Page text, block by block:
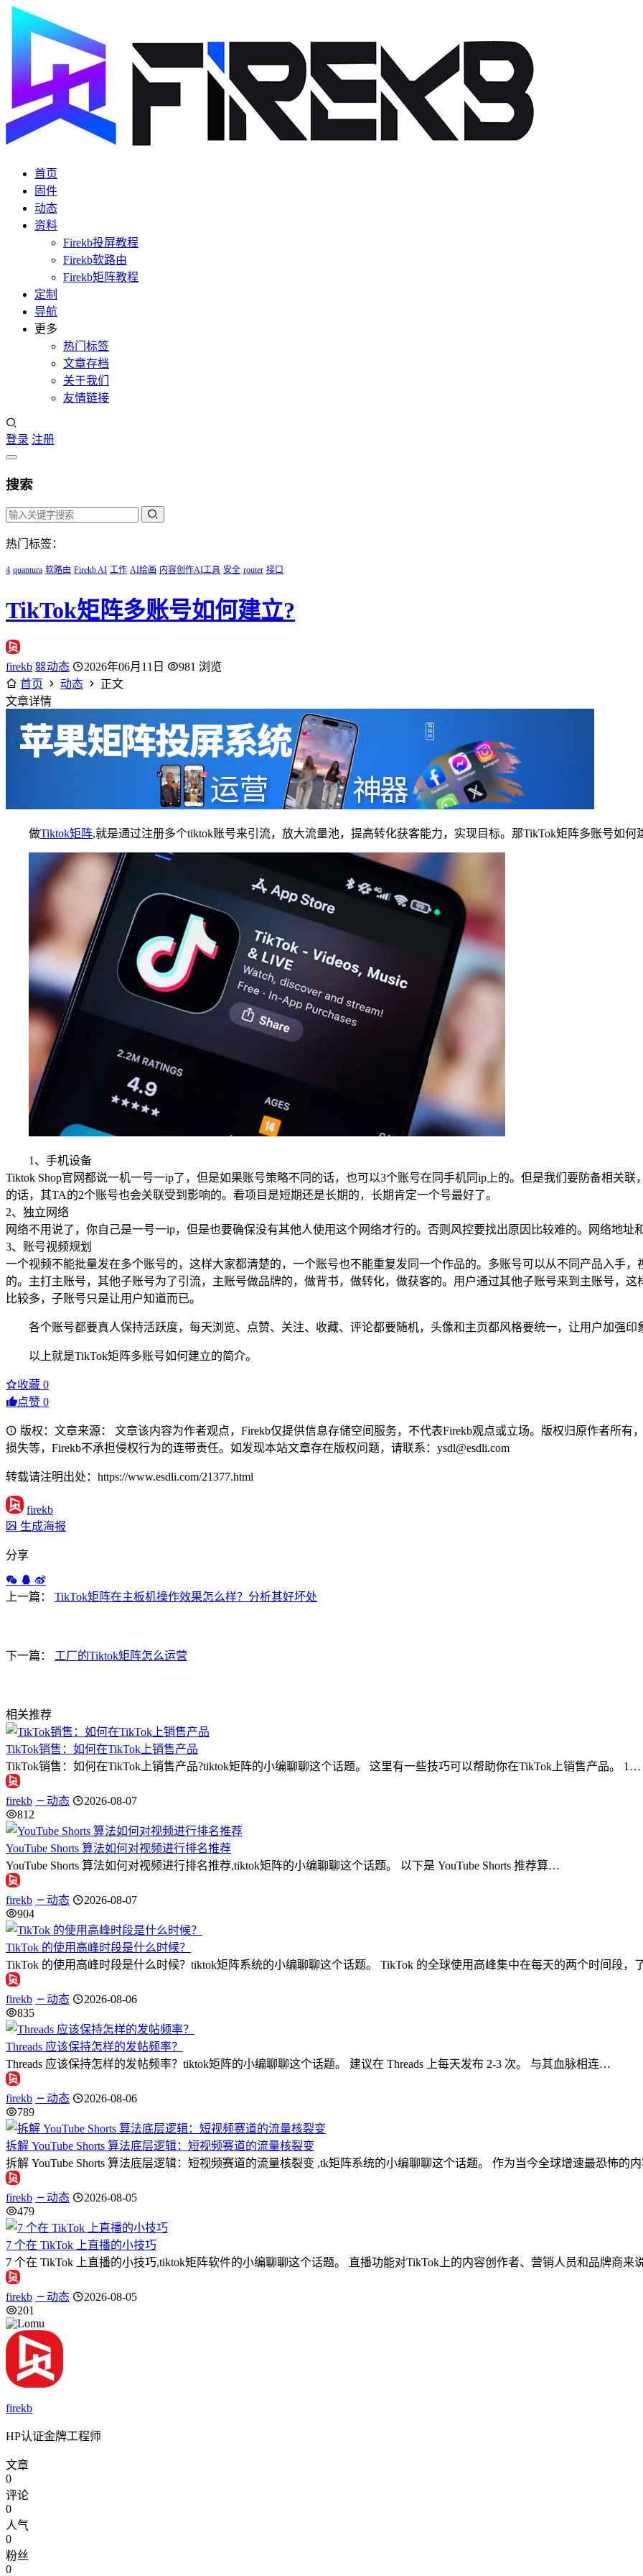
首页
固件
动态
资料
Firekb投屏教程
Firekb软路由
Firekb矩阵教程
定制
导航
更多
热门标签
文章存档
关于我们
友情链接
登录 注册
搜索
热门标签：
4 quantura 软路由 Firekb AI 工作 AI绘画 内容创作AI工具 安全 router 接口
TikTok矩阵多账号如何建立?
firekb 动态 2026年06月11日
981 浏览
首页
动态
正文
文章详情
做Tiktok矩阵,就是通过注册多个tiktok账号来引流，放大流量池，提高转化获客能力，实现目标。那TikTok矩阵多账号如何
1、手机设备
Tiktok Shop官网都说一机一号一ip了，但是如果账号策略不同的话，也可以3个账号在同手机同ip上的。但是我们要防备相关
的话，其TA的2个账号也会关联受到影响的。看项目是短期还是长期的，长期肯定一个号最好了。
2、独立网络
网络不用说了，你自己是一号一ip，但是也要确保没有其他人使用这个网络才行的。否则风控要找出原因比较难的。网络地
3、账号视频规划
一个视频不能批量发在多个账号的，这样大家都清楚的，一个账号也不能重复发同一个作品的。多账号可以从不同产品入手
的。主打主账号，其他子账号为了引流，主账号做品牌的，做背书，做转化，做获客的。用户通过其他子账号来到主账号，
比较多，子账号只是让用户知道而已。
各个账号都要真人保持活跃度，每天浏览、点赞、关注、收藏、评论都要随机，头像和主页都风格要统一，让用户加强
以上就是TikTok矩阵多账号如何建立的简介。
收藏 0
点赞 0
版权：文章来源： 文章该内容为作者观点，Firekb仅提供信息存储空间服务，不代表Firekb观点或立场。版权归原作者所
损失等，Firekb不承担侵权行为的连带责任。如发现本站文章存在版权问题，请联系：ysdl@esdli.com
转载请注明出处：https://www.esdli.com/21377.html
firekb
生成海报
分享
上一篇： TikTok矩阵在主板机操作效果怎么样？分析其好坏处
下一篇： 工厂的Tiktok矩阵怎么运营
相关推荐
TikTok销售：如何在TikTok上销售产品
TikTok销售：如何在TikTok上销售产品?tiktok矩阵的小编聊聊这个话题。 这里有一些技巧可以帮助你在TikTok上销售产品。 1…
firekb 动态
2026-08-07
812
YouTube Shorts 算法如何对视频进行排名推荐
YouTube Shorts 算法如何对视频进行排名推荐,tiktok矩阵的小编聊聊这个话题。 以下是 YouTube Shorts 推荐算…
firekb 动态
2026-08-07
904
TikTok 的使用高峰时段是什么时候？
TikTok 的使用高峰时段是什么时候？tiktok矩阵系统的小编聊聊这个话题。 TikTok 的全球使用高峰集中在每天的两个时间段，
firekb 动态
2026-08-06
835
Threads 应该保持怎样的发帖频率？
Threads 应该保持怎样的发帖频率？tiktok矩阵的小编聊聊这个话题。 建议在 Threads 上每天发布 2-3 次。 与其血脉相连…
firekb 动态
2026-08-06
789
拆解 YouTube Shorts 算法底层逻辑：短视频赛道的流量核裂变
拆解 YouTube Shorts 算法底层逻辑：短视频赛道的流量核裂变 ,tk矩阵系统的小编聊聊这个话题。 作为当今全球增速最恐怖的
firekb 动态
2026-08-05
479
7 个在 TikTok 上直播的小技巧
7 个在 TikTok 上直播的小技巧,tiktok矩阵软件的小编聊聊这个话题。 直播功能对TikTok上的内容创作者、营销人员和品牌商来
firekb 动态
2026-08-05
201
firekb
HP认证金牌工程师
文章
0
评论
0
人气
0
粉丝
0